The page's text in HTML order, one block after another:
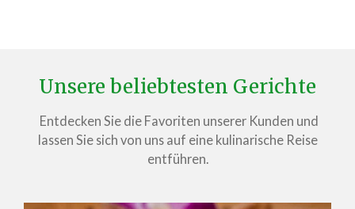
Unsere beliebtesten Gerichte
Entdecken Sie die Favoriten unserer Kunden und
lassen Sie sich von uns auf eine kulinarische Reise
entführen.